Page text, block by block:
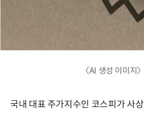
〈AI 생성 이미지〉
국내 대표 주가지수인 코스피가 사